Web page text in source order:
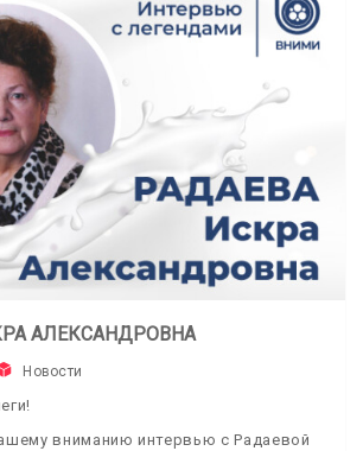
АЛЕКСАНДРОВНА
Новости
вниманию интервью с Радаевой